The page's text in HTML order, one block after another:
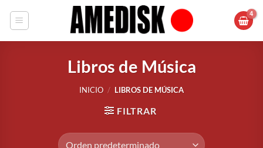
Libros de Música
INICIO / LIBROS DE MÚSICA
FILTRAR